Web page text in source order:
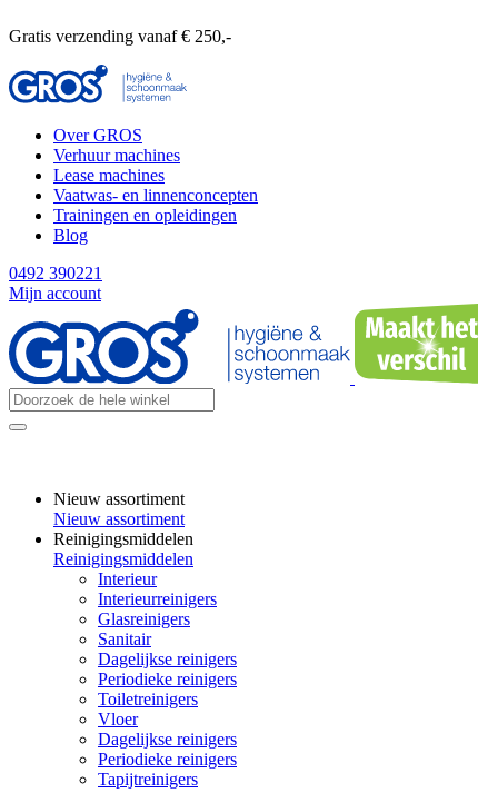
Gratis verzending vanaf € 250,-
Over GROS
Verhuur machines
Lease machines
Vaatwas- en linnenconcepten
Trainingen en opleidingen
Blog
0492 390221
Mijn account
Nieuw assortiment
Nieuw assortiment
Reinigingsmiddelen
Reinigingsmiddelen
Interieur
Interieurreinigers
Glasreinigers
Sanitair
Dagelijkse reinigers
Periodieke reinigers
Toiletreinigers
Vloer
Dagelijkse reinigers
Periodieke reinigers
Tapijtreinigers